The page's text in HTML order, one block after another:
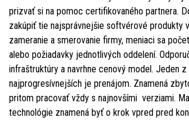
prizvať si na pomoc certifikovaného partnera.
zakúpiť tie najsprávnejšie softvérové produkty
zameranie a smerovanie firmy, meniaci sa
alebo požiadavky jednotlivých oddelení.
infraštruktúry a navrhne cenový model. Jeden z
najprogresívnejších je prenájom. Znamená
pritom pracovať vždy s najnovšími verziami.
technológie znamená byť o krok vpred pred